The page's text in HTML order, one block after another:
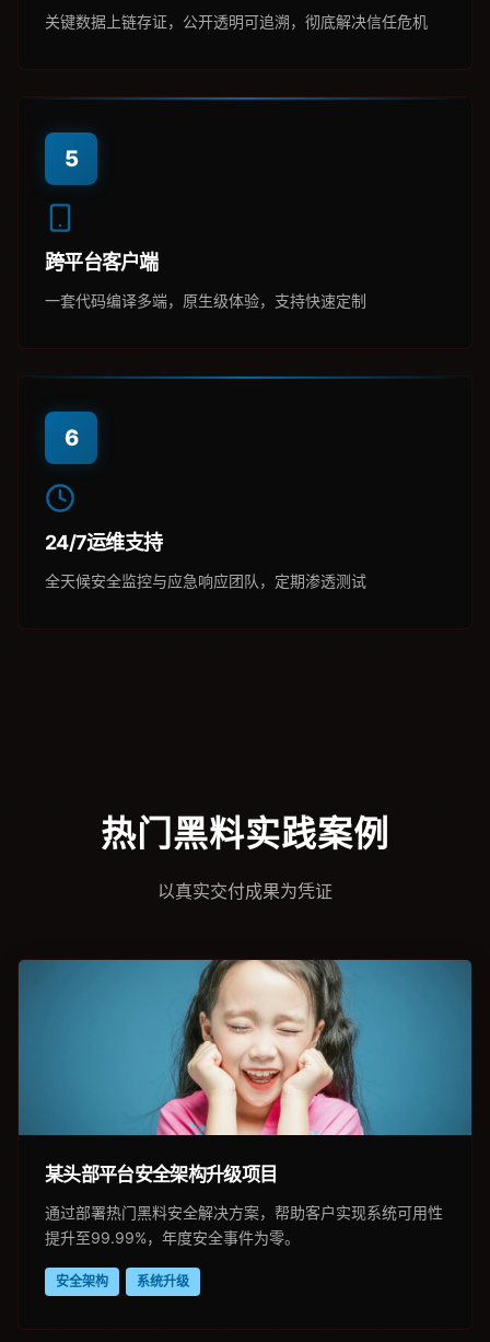
关键数据上链存证，公开透明可追溯，彻底解决信任危机
5
跨平台客户端
一套代码编译多端，原生级体验，支持快速定制
6
24/7运维支持
全天候安全监控与应急响应团队，定期渗透测试
热门黑料实践案例
以真实交付成果为凭证
某头部平台安全架构升级项目
通过部署热门黑料安全解决方案，帮助客户实现系统可用性
提升至99.99%，年度安全事件为零。
安全架构 系统升级